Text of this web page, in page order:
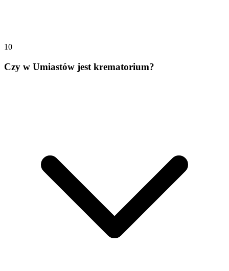
10
Czy w Umiastów jest krematorium?